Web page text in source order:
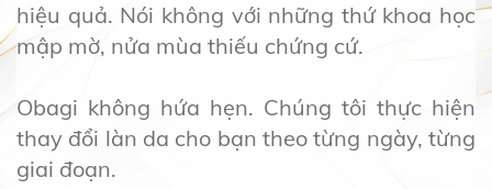
hiệu quả. Nói không với những thứ khoa học
mập mờ, nửa mùa thiếu chứng cứ.
Obagi không hứa hẹn. Chúng tôi thực hiện
thay đổi làn da cho bạn theo từng ngày, từng
giai đoạn.